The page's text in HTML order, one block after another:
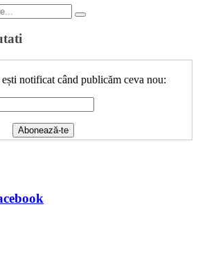
notificat când publicăm ceva nou: